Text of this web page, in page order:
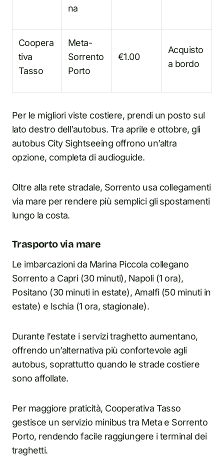
na
Coopera
tiva
Tasso
Meta-
Sorrento
Porto
€1.00
Acquisto
a bordo
Per le migliori viste costiere, prendi un posto sul
lato destro dell’autobus. Tra aprile e ottobre, gli
autobus City Sightseeing offrono un’altra
opzione, completa di audioguide.
Oltre alla rete stradale, Sorrento usa collegamenti
via mare per rendere più semplici gli spostamenti
lungo la costa.
Trasporto via mare
Le imbarcazioni da Marina Piccola collegano
Sorrento a Capri (30 minuti), Napoli (1 ora),
Positano (30 minuti in estate), Amalfi (50 minuti in
estate) e Ischia (1 ora, stagionale).
Durante l’estate i servizi traghetto aumentano,
offrendo un’alternativa più confortevole agli
autobus, soprattutto quando le strade costiere
sono affollate.
Per maggiore praticità, Cooperativa Tasso
gestisce un servizio minibus tra Meta e Sorrento
Porto, rendendo facile raggiungere i terminal dei
traghetti.